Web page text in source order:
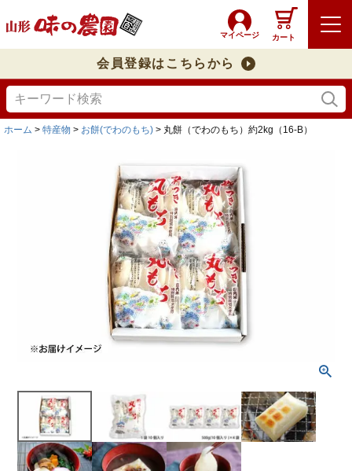
マイページ カート
会員登録はこちらから
ホーム 特産物 お餅(でわのもち) 丸餅（でわのもち）約2kg（16-B）